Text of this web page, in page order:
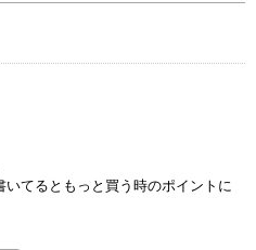
てるともっと買う時のポイントに